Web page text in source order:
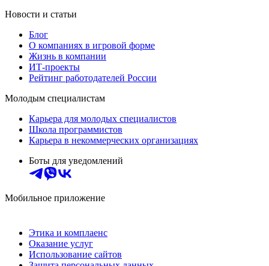
Новости и статьи
Блог
О компаниях в игровой форме
Жизнь в компании
ИТ-проекты
Рейтинг работодателей России
Молодым специалистам
Карьера для молодых специалистов
Школа программистов
Карьера в некоммерческих организациях
Боты для уведомлений
Мобильное приложение
Этика и комплаенс
Оказание услуг
Использование сайтов